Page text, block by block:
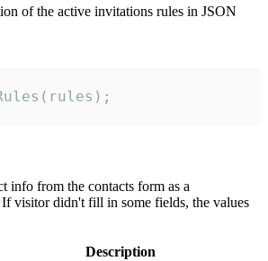
of the active invitations rules in JSON
info from the contacts form as a
visitor didn't fill in some fields, the values
Description